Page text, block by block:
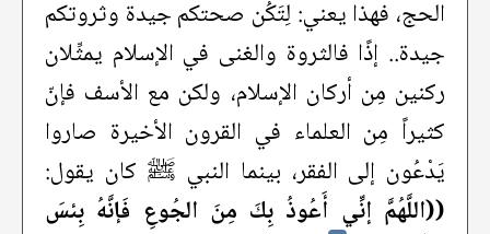
الحج، فهذا يعني: لِتَكُن صحتكم جيدة وثروتكم
جيدة.. إذًا فالثروة والغنى في الإسلام يمثِّلان
ركنين مِن أركان الإسلام، ولكن مع الأسف فإنّ
كثيراً مِن العلماء في القرون الأخيرة صاروا
يَدْعُون إلى الفقر، بينما النبي ﷺ كان يقول:
((اللَّهُمَّ إنِّي أَعُوذُ بِكَ مِنَ الجُوعِ فَإنَّهُ بِئسَ